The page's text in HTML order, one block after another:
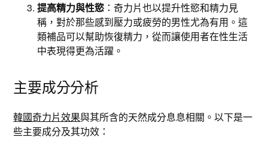
提高精力與性慾 ：奇力片也以提升性慾和精力見
稱，對於那些感到壓力或疲勞的男性尤為有用。這
類補品可以幫助恢復精力，從而讓使用者在性生活
中表現得更為活躍。
主要成分分析
韓國奇力片效果與其所含的天然成分息息相關。以下是一
些主要成分及其功效：